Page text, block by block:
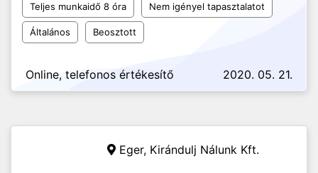
Teljes munkaidő 8 óra Nem igényel tapasztalatot
Általános Beosztott
Online, telefonos értékesítő 2020. 05. 21.
Eger, Kirándulj Nálunk Kft.